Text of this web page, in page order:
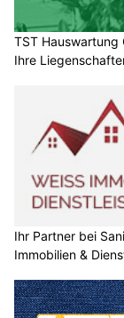
TST Hauswartung
Ihre
Ihr Partner bei
Immobilien &